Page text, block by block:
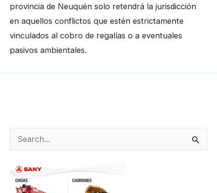
provincia de Neuquén solo retendrá la jurisdicción
en aquellos conflictos que estén estrictamente
vinculados al cobro de regalías o a eventuales
pasivos ambientales.
u